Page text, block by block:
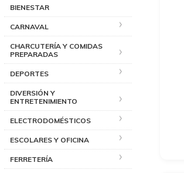
BIENESTAR
CARNAVAL
CHARCUTERÍA Y COMIDAS
PREPARADAS
DEPORTES
DIVERSIÓN Y
ENTRETENIMIENTO
ELECTRODOMÉSTICOS
ESCOLARES Y OFICINA
FERRETERÍA